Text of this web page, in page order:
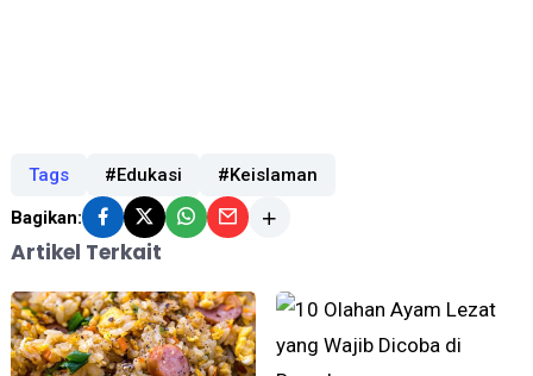
Tags #Edukasi #Keislaman
Bagikan:
Artikel Terkait